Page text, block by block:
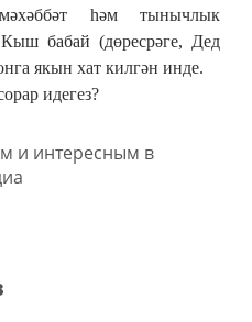
һәм тынычлык
бабай (дөресрәге, Дед
якын хат килгән инде.
идегез?
и интересным в